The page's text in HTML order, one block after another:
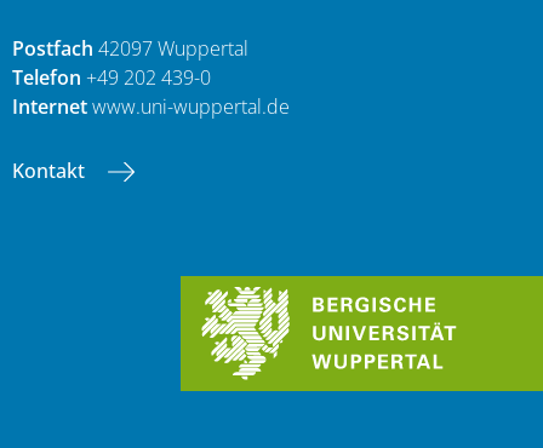
Postfach 42097 Wuppertal
Telefon +49 202 439-0
Internetwww.uni-wuppertal.de
Kontakt